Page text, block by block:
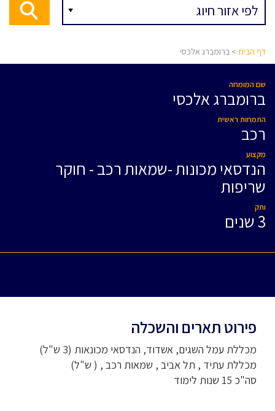
דף הבית > ברומברג אלכסי
שם המומחה
ברומברג אלכסי
התמחות ראשית
רכב
מקצוע
הנדסאי מכונות -שמאות רכב - חוקר
שריפות
ותק
3 שנים
פירוט תארים והשכלה
מכללת עמל השגים, אשדוד, הנדסאי מכונאות (3 ש"ל)
מכללת עתיד , תל אביב , שמאות רכב , ( ש"ל)
סה"כ 15 שנות לימוד